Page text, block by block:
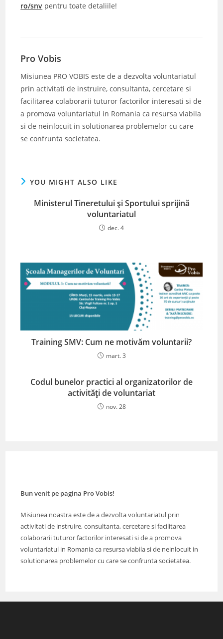
ro/snv pentru toate detaliile!
Pro Vobis
Misiunea PRO VOBIS este de a dezvolta voluntariatul
prin activitati de instruire, consultanta, cercetare si
facilitarea colaborarii tuturor factorilor interesati si de
a promova voluntariatul in Romania ca resursa viabila
si de neinlocuit in solutionarea problemelor cu care
se confrunta societatea.
YOU MIGHT ALSO LIKE
Ministerul Tineretului și Sportului sprijină
voluntariatul
dec. 4
Training SMV: Cum ne motivăm voluntarii?
mart. 3
Codul bunelor practici al organizatorilor de
activități de voluntariat
nov. 28
Bun venit pe pagina Pro Vobis!
Misiunea noastra este de a dezvolta voluntariatul prin
activitati de instruire, consultanta, cercetare si facilitarea
colaborarii tuturor factorilor interesati si de a promova
voluntariatul in Romania ca resursa viabila si de neinlocuit in
solutionarea problemelor cu care se confrunta societatea.